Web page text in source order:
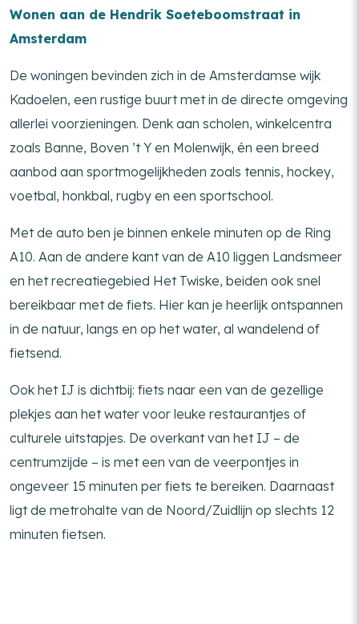
Wonen aan de Hendrik Soeteboomstraat in
Amsterdam
De woningen bevinden zich in de Amsterdamse wijk
Kadoelen, een rustige buurt met in de directe omgeving
allerlei voorzieningen. Denk aan scholen, winkelcentra
zoals Banne, Boven ’t Y en Molenwijk, én een breed
aanbod aan sportmogelijkheden zoals tennis, hockey,
voetbal, honkbal, rugby en een sportschool.
Met de auto ben je binnen enkele minuten op de Ring
A10. Aan de andere kant van de A10 liggen Landsmeer
en het recreatiegebied Het Twiske, beiden ook snel
bereikbaar met de fiets. Hier kan je heerlijk ontspannen
in de natuur, langs en op het water, al wandelend of
fietsend.
Ook het IJ is dichtbij: fiets naar een van de gezellige
plekjes aan het water voor leuke restaurantjes of
culturele uitstapjes. De overkant van het IJ – de
centrumzijde – is met een van de veerpontjes in
ongeveer 15 minuten per fiets te bereiken. Daarnaast
ligt de metrohalte van de Noord/Zuidlijn op slechts 12
minuten fietsen.